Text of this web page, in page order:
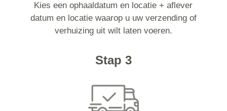
Kies een ophaaldatum en locatie + aflever
datum en locatie waarop u uw verzending of
verhuizing uit wilt laten voeren.
Stap 3